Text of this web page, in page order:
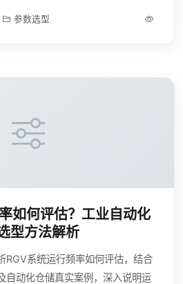
参数选型
如何评估？工业自动化
型方法解析
RGV系统运行频率如何评估，结合
自动化仓储真实案例，深入说明运